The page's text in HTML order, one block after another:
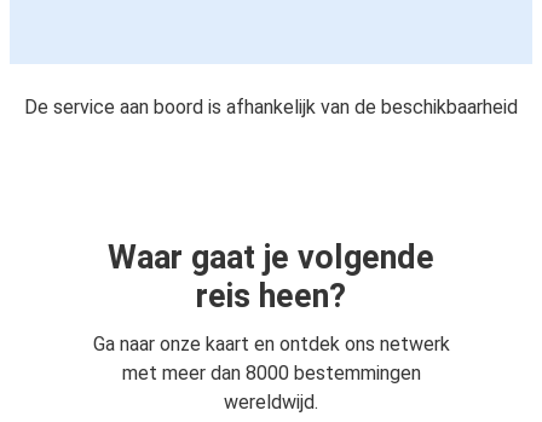
De service aan boord is afhankelijk van de beschikbaarheid
Waar gaat je volgende
reis heen?
Ga naar onze kaart en ontdek ons netwerk
met meer dan 8000 bestemmingen
wereldwijd.